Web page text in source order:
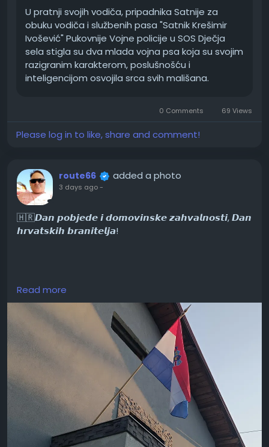
U pratnji svojih vodiča, pripadnika Satnije za
obuku vodiča i službenih pasa "Satnik Krešimir
Ivošević" Pukovnije Vojne policije u SOS Dječja
sela stigla su dva mlada vojna psa koja su svojim
razigranim karakterom, poslušnošću i
inteligencijom osvojila srca svih mališana.
0 Comments 69 Views
Please log in to like, share and comment!
route66 added a photo
3 days ago-
🇭🇷𝘿𝙖𝙣 𝙥𝙤𝙗𝙟𝙚𝙙𝙚 𝙞 𝙙𝙤𝙢𝙤𝙫𝙞𝙣𝙨𝙠𝙚 𝙯𝙖𝙝𝙫𝙖𝙡𝙣𝙤𝙨𝙩𝙞, 𝘿𝙖𝙣
𝙝𝙧𝙫𝙖𝙩𝙨𝙠𝙞𝙝 𝙗𝙧𝙖𝙣𝙞𝙩𝙚𝙡𝙟𝙖!
#Oluja
#Hrvatska
Read more